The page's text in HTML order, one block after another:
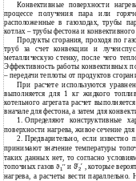
Конвективные поверхности
процессе получения пара или
расположенные в газоходах, трубы
котлах – трубы фестона и
Продукты сгорания, проходя по
труб за счет конвекции и
металлическую стенку, после чего
Эффективность работы конвективных
– передачи теплоты от продуктов
При расчете используются
выполняется для 1 кг жидкого
котельного агрегата расчет
вначале для фестона, а затем для
1. Определяют конструктивные
поверхности нагрева, живое сечение
2. Предварительно, если
принимают значение температуры
таких данных нет, то согласно
топочных газовϑ1′′и ϑ′2′ , которые
нагрева, а расчеты вести